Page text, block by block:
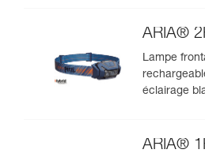
ARIA®
Lampe
éclairage
ARIA®